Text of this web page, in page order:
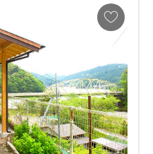
お
気
り
に
追
加